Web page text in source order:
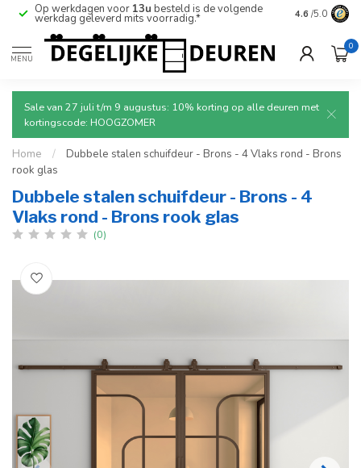
Op werkdagen voor 13u besteld is de volgende
werkdag geleverd mits voorradig.*
Ruim aanbod
deuren.
4.6 /5.0
MENU
0
Sale van 27 juli t/m 9 augustus: 10% korting op alle deuren met
kortingscode: HOOGZOMER
Home /
Dubbele stalen schuifdeur - Brons - 4 Vlaks rond - Brons
rook glas
Dubbele stalen schuifdeur - Brons - 4
Vlaks rond - Brons rook glas
(0)